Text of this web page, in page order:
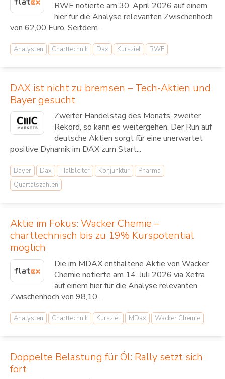
RWE notierte am 30. April 2026 auf einem
hier für die Analyse relevanten Zwischenhoch
von 62,00 Euro. Seitdem...
Analysten Charttechnik Dax Kursziel RWE
DAX ist nicht zu bremsen – Tech-Aktien und
Bayer gesucht
Zweiter Handelstag des Monats, zweiter
Rekord, so kann es weitergehen. Der Run auf
deutsche Aktien sorgt für eine unerwartet
positive Dynamik im DAX zum Start...
Bayer Dax Halbleiter Konjunktur
Pharma
Quartalszahlen
Aktie im Fokus: Wacker Chemie –
charttechnisch bis zu 19% Kurspotential
möglich
Die im MDAX enthaltene Aktie von Wacker
Chemie notierte am 14. Juli 2026 via Xetra
auf einem hier für die Analyse relevanten
Zwischenhoch von 98,10...
Analysten Charttechnik Kursziel MDax Wacker Chemie
Doppelte Belastung für Öl: Rally setzt sich
fort